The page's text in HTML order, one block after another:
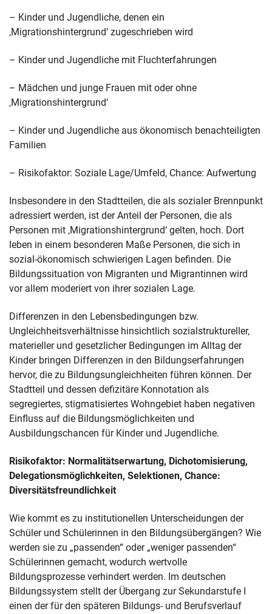
– Kinder und Jugendliche, denen ein
‚Migrationshintergrund‘ zugeschrieben wird
– Kinder und Jugendliche mit Fluchterfahrungen
– Mädchen und junge Frauen mit oder ohne
‚Migrationshintergrund‘
– Kinder und Jugendliche aus ökonomisch benachteiligten
Familien
– Risikofaktor: Soziale Lage/Umfeld, Chance: Aufwertung
Insbesondere in den Stadtteilen, die als sozialer Brennpunkt
adressiert werden, ist der Anteil der Personen, die als
Personen mit ‚Migrationshintergrund‘ gelten, hoch. Dort
leben in einem besonderen Maße Personen, die sich in
sozial-ökonomisch schwierigen Lagen befinden. Die
Bildungssituation von Migranten und Migrantinnen wird
vor allem moderiert von ihrer sozialen Lage.
Differenzen in den Lebensbedingungen bzw.
Ungleichheitsverhältnisse hinsichtlich sozialstruktureller,
materieller und gesetzlicher Bedingungen im Alltag der
Kinder bringen Differenzen in den Bildungserfahrungen
hervor, die zu Bildungsungleichheiten führen können. Der
Stadtteil und dessen defizitäre Konnotation als
segregiertes, stigmatisiertes Wohngebiet haben negativen
Einfluss auf die Bildungsmöglichkeiten und
Ausbildungschancen für Kinder und Jugendliche.
Risikofaktor: Normalitätserwartung, Dichotomisierung,
Delegationsmöglichkeiten, Selektionen, Chance:
Diversitätsfreundlichkeit
Wie kommt es zu institutionellen Unterscheidungen der
Schüler und Schülerinnen in den Bildungsübergängen? Wie
werden sie zu „passenden“ oder „weniger passenden“
Schülerinnen gemacht, wodurch wertvolle
Bildungsprozesse verhindert werden. Im deutschen
Bildungssystem stellt der Übergang zur Sekundarstufe I
einen der für den späteren Bildungs- und Berufsverlauf